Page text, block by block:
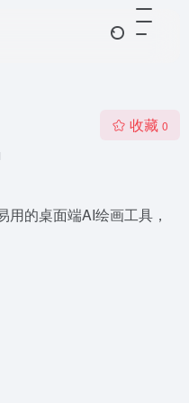
收藏 0
的桌面端AI绘画工具，